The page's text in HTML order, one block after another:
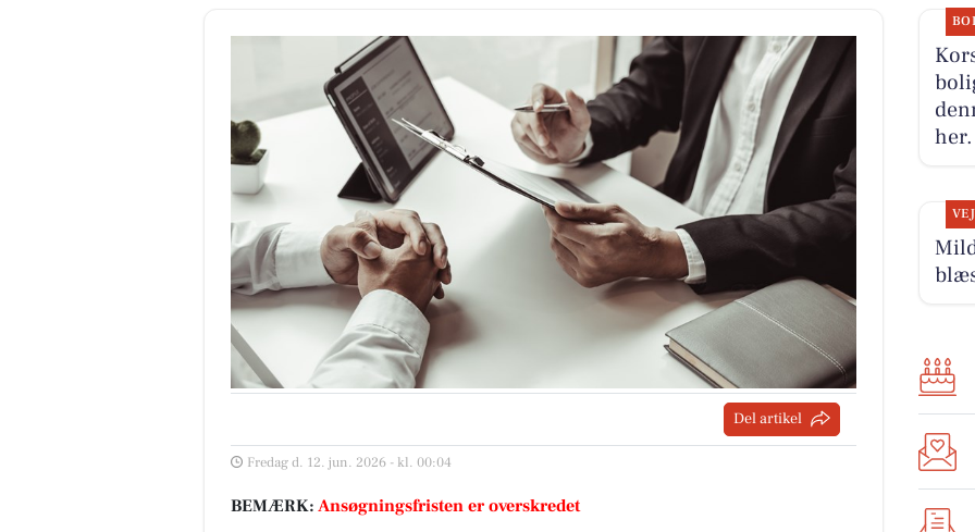
Del artikel
Fredag d. 12. jun. 2026 - kl. 00:04
BEMÆRK: Ansøgningsfristen er overskredet
her.